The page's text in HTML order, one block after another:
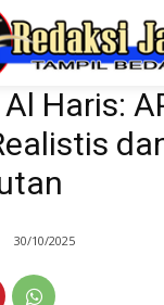
Haris:
30/10/2025